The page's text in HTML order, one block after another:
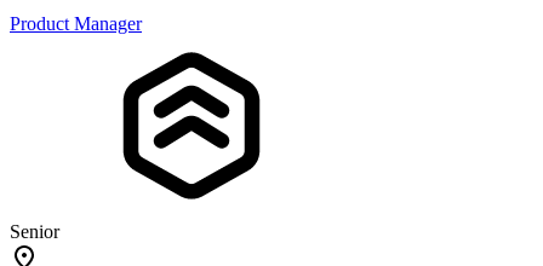
Product Manager
Senior